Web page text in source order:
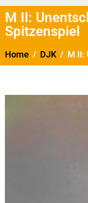
M II:
Spitzenspiel
Home DJK M II: